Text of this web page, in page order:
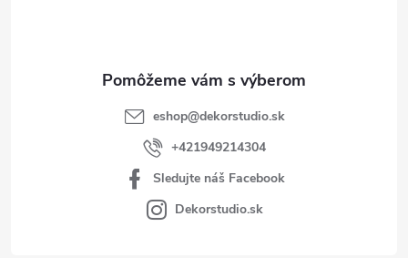
eshop@dekorstudio.sk
+421949214304
Sledujte náš Facebook
Dekorstudio.sk